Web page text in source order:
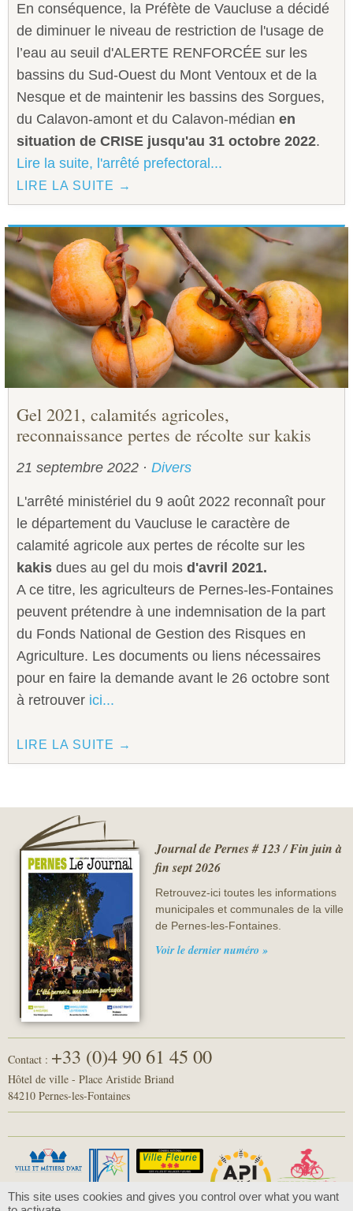
En conséquence, la Préfète de Vaucluse a décidé
de diminuer le niveau de restriction de l'usage de
l’eau au seuil d'ALERTE RENFORCÉE sur les
bassins du Sud-Ouest du Mont Ventoux et de la
Nesque et de maintenir les bassins des Sorgues,
du Calavon-amont et du Calavon-médian en
situation de CRISE jusqu'au 31 octobre 2022.
Lire la suite, l'arrêté prefectoral...
LIRE LA SUITE →
Gel 2021, calamités agricoles,
reconnaissance pertes de récolte sur kakis
21 septembre 2022 · Divers
L'arrêté ministériel du 9 août 2022 reconnaît pour
le département du Vaucluse le caractère de
calamité agricole aux pertes de récolte sur les
kakis dues au gel du mois d'avril 2021.
A ce titre, les agriculteurs de Pernes-les-Fontaines
peuvent prétendre à une indemnisation de la part
du Fonds National de Gestion des Risques en
Agriculture. Les documents ou liens nécessaires
pour en faire la demande avant le 26 octobre sont
à retrouver ici...
LIRE LA SUITE →
Journal de Pernes # 123 / Fin juin à
fin sept 2026
Retrouvez-ici toutes les informations
municipales et communales de la ville
de Pernes-les-Fontaines.
Voir le dernier numéro »
Contact : +33 (0)4 90 61 45 00
Hôtel de ville - Place Aristide Briand
84210 Pernes-les-Fontaines
This site uses cookies and gives you control over what you want